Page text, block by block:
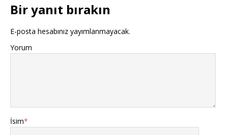
Bir yanıt bırakın
E-posta hesabınız yayımlanmayacak.
Yorum
İsim*